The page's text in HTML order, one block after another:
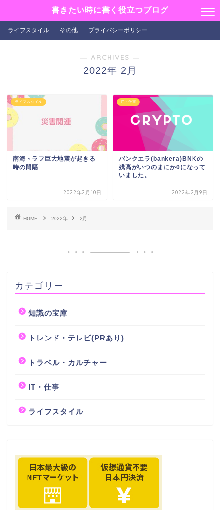
書きたい時に書く役立つブログ
ライフスタイル その他 プライバシーポリシー
― ARCHIVES ―
2022年 2月
ライフスタイル
南海トラフ巨大地震が起きる
時の間隔
2022年2月10日
IT・仕事
バンクエラ(bankera)BNKの
残高がいつのまにか0になって
いました。
2022年2月9日
HOME 2022年 2月
カテゴリー
知識の宝庫
トレンド・テレビ(PRあり)
トラベル・カルチャー
IT・仕事
ライフスタイル